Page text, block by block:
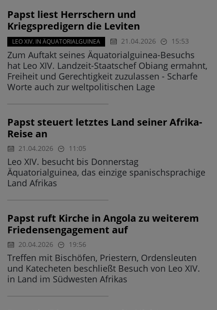
Papst liest Herrschern und
Kriegspredigern die Leviten
LEO XIV. IN ÄQUATORIALGUINEA 21.04.2026 15:53
Zum Auftakt seines Äquatorialguinea-Besuchs
hat Leo XIV. Landzeit-Staatschef Obiang ermahnt,
Freiheit und Gerechtigkeit zuzulassen - Scharfe
Worte auch zur weltpolitischen Lage
Papst steuert letztes Land seiner Afrika-
Reise an
21.04.2026 11:05
Leo XIV. besucht bis Donnerstag
Äquatorialguinea, das einzige spanischsprachige
Land Afrikas
Papst ruft Kirche in Angola zu weiterem
Friedensengagement auf
20.04.2026 19:56
Treffen mit Bischöfen, Priestern, Ordensleuten
und Katecheten beschließt Besuch von Leo XIV.
in Land im Südwesten Afrikas